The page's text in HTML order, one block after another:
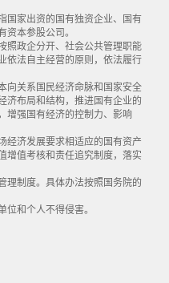
家出资的国有独资企业、国有
本参股公司。
政企分开、社会公共管理职能
依法自主经营的原则，依法履行
关系国民经济命脉和国家安全
济布局和结构，推进国有企业的
增强国有经济的控制力、影响
济发展要求相适应的国有资产
增值考核和责任追究制度，落实
制度。具体办法按照国务院的
和个人不得侵害。